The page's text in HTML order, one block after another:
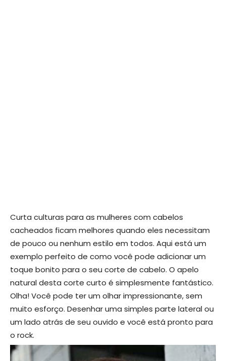
Curta culturas para as mulheres com cabelos
cacheados ficam melhores quando eles necessitam
de pouco ou nenhum estilo em todos. Aqui está um
exemplo perfeito de como você pode adicionar um
toque bonito para o seu corte de cabelo. O apelo
natural desta corte curto é simplesmente fantástico.
Olha! Você pode ter um olhar impressionante, sem
muito esforço. Desenhar uma simples parte lateral ou
um lado atrás de seu ouvido e você está pronto para
o rock.